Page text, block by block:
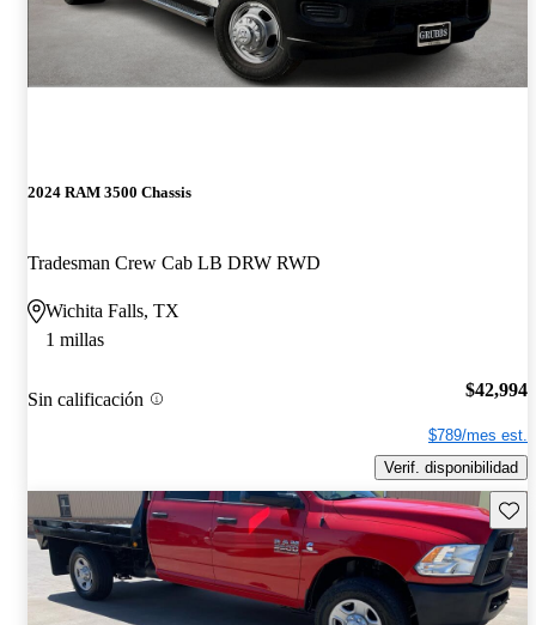
2024 RAM 3500 Chassis
Tradesman Crew Cab LB DRW RWD
Wichita Falls, TX
1 millas
Sin calificación $42,994
$789/mes est.
Verif. disponibilidad